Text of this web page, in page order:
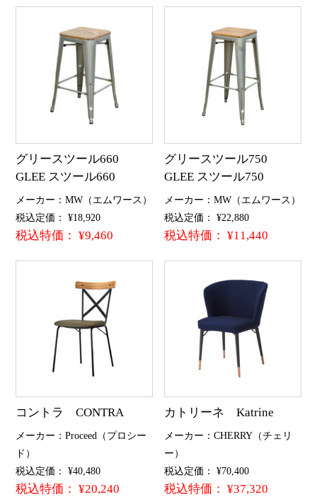
グリースツール660
GLEE スツール660
メーカー：MW（エムワース）
税込定価： ¥18,920
税込特価： ¥9,460
グリースツール750
GLEE スツール750
メーカー：MW（エムワース）
税込定価： ¥22,880
税込特価： ¥11,440
コントラ CONTRA
メーカー：Proceed（プロシー
ド）
税込定価： ¥40,480
税込特価： ¥20,240
カトリーネ Katrine
メーカー：CHERRY（チェリ
ー）
税込定価： ¥70,400
税込特価： ¥37,320